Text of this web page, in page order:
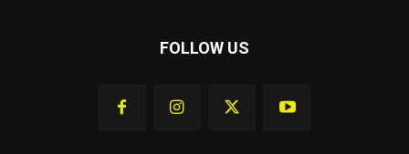
FOLLOW US